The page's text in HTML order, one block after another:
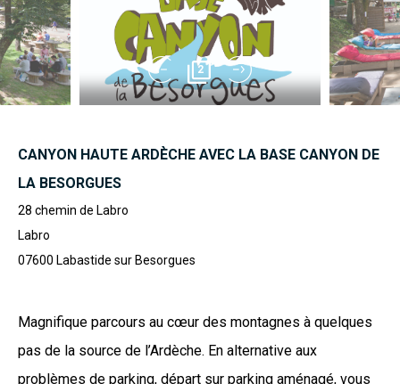
2
CANYON HAUTE ARDÈCHE AVEC LA BASE CANYON DE
LA BESORGUES
28 chemin de Labro
Labro
07600 Labastide sur Besorgues
Magnifique parcours au cœur des montagnes à quelques
pas de la source de l’Ardèche. En alternative aux
problèmes de parking, départ sur parking aménagé, vous